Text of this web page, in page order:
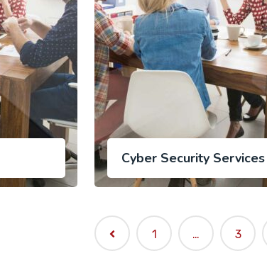
Cyber Security Services
1 … 3